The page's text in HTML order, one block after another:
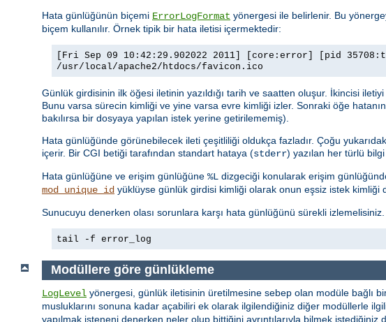
Hata günlüğünün biçemi ErrorLogFormat yönergesi ile belirlenir. Bu
biçem kullanılır. Örnek tipik bir hata iletisi içermektedir:
[Fri Sep 09 10:42:29.902022 2011] [core:error] [pid
/usr/local/apache2/htdocs/favicon.ico
Günlük girdisinin ilk öğesi iletinin yazıldığı tarih ve saatten oluşur. İkincisi
Bunu varsa sürecin kimliği ve yine varsa evre kimliği izler. Sonraki öğe
bakılırsa bir dosyaya yapılan istek yerine getirilememiş).
Hata günlüğünde görünebilecek ileti çeşitliliği oldukça fazladır. Çoğu
içerir. Bir CGI betiği tarafından standart hataya (stderr) yazılan her türlü
Hata günlüğüne ve erişim günlüğüne %L dizgeciği konularak erişim
mod_unique_id yüklüyse günlük girdisi kimliği olarak onun eşsiz istek kimliği
Sunucuyu denerken olası sorunlara karşı hata günlüğünü sürekli
tail -f error_log
Modüllere göre günlükleme
LogLevel yönergesi, günlük iletisinin üretilmesine sebep olan modüle bağlı
musluklarını sonuna kadar açabiliri ek olarak ilgilendiğiniz diğer modüllerle
yapılmak isteneni denerken neler olup bittiğini ayrıntılarıyla bilmek istediğiniz